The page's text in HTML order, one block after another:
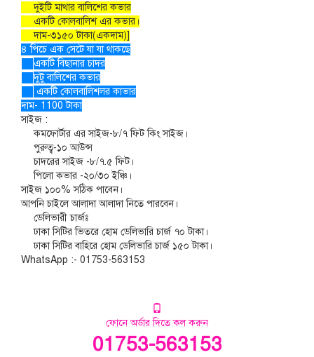
দুইটি মাথার বালিশের কভার
একটি কোলবালিশ এর কভার।
দাম-৩১৫০ টাকা(একদাম)]
৪ পিচে এক সেটে যা যা থাকছে
একটি বিছানার চাদর
দুটু বালিশের কভার
একটি কোলবালিশলর কাভার
দাম- 1100 টাকা
সাইজ :
কমফোর্টার এর সাইজ-৮/৭ ফিট কিং সাইজ।
পুরুত্ব-১০ আউন্স
চাদরের সাইজ -৮/৭.৫ ফিট।
পিলো কভার -২০/৩০ ইঞ্চি।
সাইজ ১০০% সঠিক পাবেন।
আপনি চাইলে আলাদা আলাদা নিতে পারবেন।
ডেলিভারী চার্জঃ
ঢাকা সিটির ভিতরে হোম ডেলিভারি চার্জ ৭০ টাকা।
ঢাকা সিটির বাহিরে হোম ডেলিভারি চার্জ ১৫০ টাকা।
WhatsApp :- 01753-563153
ফোনে অর্ডার দিতে কল করুন
01753-563153